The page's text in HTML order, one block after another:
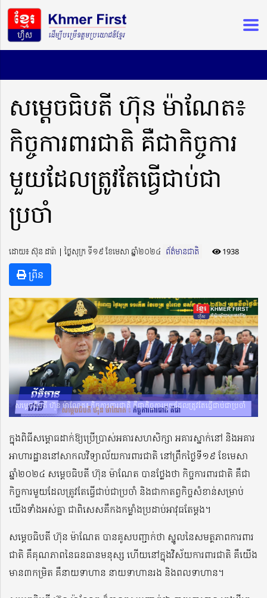
សម្តេចធិបតី ហ៊ុន ម៉ាណែត៖
កិច្ចការពារជាតិ គឺជាកិច្ចការ
មួយដែលត្រូវតែធ្វើជាប់ជា
ប្រចាំ
ដោយ៖ ស៊ុន ដារ៉ា ​​ | ថ្ងៃសុក្រ ទី១៩ ខែមេសា ឆ្នាំ២០២៤ ព័ត៌មានជាតិ 1938
ព្រីន
សម្តេចធិបតី ហ៊ុន ម៉ាណែត៖ កិច្ចការពារជាតិ គឺជាកិច្ចការមួយដែលត្រូវតែធ្វើជាប់ជាប្រចាំ
ក្នុងពិធីសម្ពោធដាក់ឱ្យប្រើប្រាស់អគារសហសិក្សា អគារស្នាក់នៅ និងអគារ
អាហារដ្ឋាននៅសាកលវិទ្យាល័យការពារជាតិ នៅព្រឹកថ្ងៃទី១៩ ខែមេសា
ឆ្នាំ២០២៤ សម្តេចធិបតី ហ៊ុន ម៉ាណែត បានថ្លែងថា កិច្ចការពារជាតិ គឺជា
កិច្ចការមួយដែលត្រូវតែធ្វើជាប់ជាប្រចាំ និងជាកាតព្វកិច្ចសំខាន់សម្រាប់
យើងទាំងអស់គ្នា ជាពិសេសគឺកងកម្លាំងប្រដាប់អាវុធតែម្តង។
សម្តេចធិបតី ហ៊ុន ម៉ាណែត បានគូសបញ្ជាក់ថា ស្នូលនៃសមត្ថភាពការពារ
ជាតិ គឺគុណភាពនៃធនធានមនុស្ស ហើយនៅក្នុងវិស័យការពារជាតិ គឺយើង
មាន៣កម្រិត គឺនាយទាហាន នាយទាហានរង និងពលទាហាន។